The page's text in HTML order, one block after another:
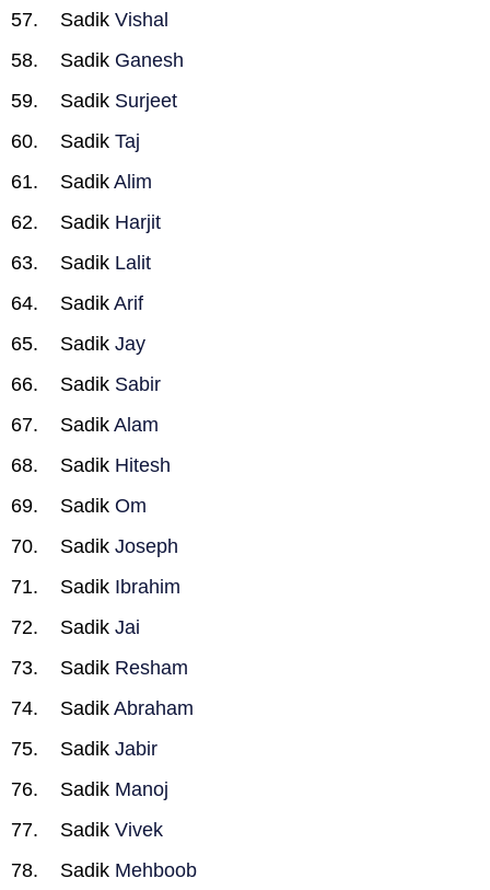
Sadik Vishal
Sadik Ganesh
Sadik Surjeet
Sadik Taj
Sadik Alim
Sadik Harjit
Sadik Lalit
Sadik Arif
Sadik Jay
Sadik Sabir
Sadik Alam
Sadik Hitesh
Sadik Om
Sadik Joseph
Sadik Ibrahim
Sadik Jai
Sadik Resham
Sadik Abraham
Sadik Jabir
Sadik Manoj
Sadik Vivek
Sadik Mehboob